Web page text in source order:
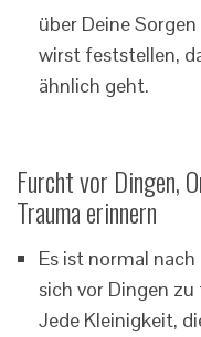
über Deine
wirst feststellen,
ähnlich geht.
Furcht vor Dingen,
Trauma erinnern
Es ist normal
sich vor Dingen
Jede Kleinigkeit,